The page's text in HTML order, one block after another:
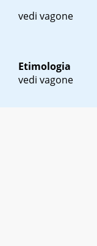
vedi vagone
Etimologia
vedi vagone